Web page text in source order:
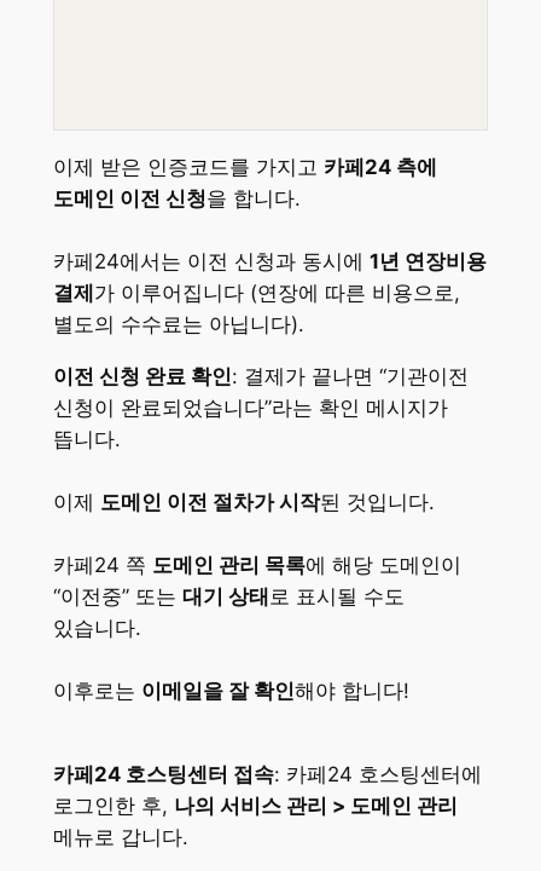
이제 받은 인증코드를 가지고 카페24 측에
도메인 이전 신청을 합니다.
카페24에서는 이전 신청과 동시에 1년 연장비용
결제가 이루어집니다 (연장에 따른 비용으로,
별도의 수수료는 아닙니다).
이전 신청 완료 확인: 결제가 끝나면 “기관이전
신청이 완료되었습니다”라는 확인 메시지가
뜹니다.
이제 도메인 이전 절차가 시작된 것입니다.
카페24 쪽 도메인 관리 목록에 해당 도메인이
“이전중” 또는 대기 상태 로 표시될 수도
있습니다.
이후로는 이메일을 잘 확인해야 합니다!
카페24 호스팅센터 접속: 카페24 호스팅센터에
로그인한 후, 나의 서비스 관리 > 도메인 관리
메뉴로 갑니다.